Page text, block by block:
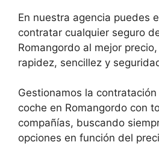
En nuestra agencia puedes
contratar cualquier seguro
Romangordo al mejor
rapidez, sencillez y
Gestionamos la
coche en Romangordo con
compañías, buscando
opciones en función del